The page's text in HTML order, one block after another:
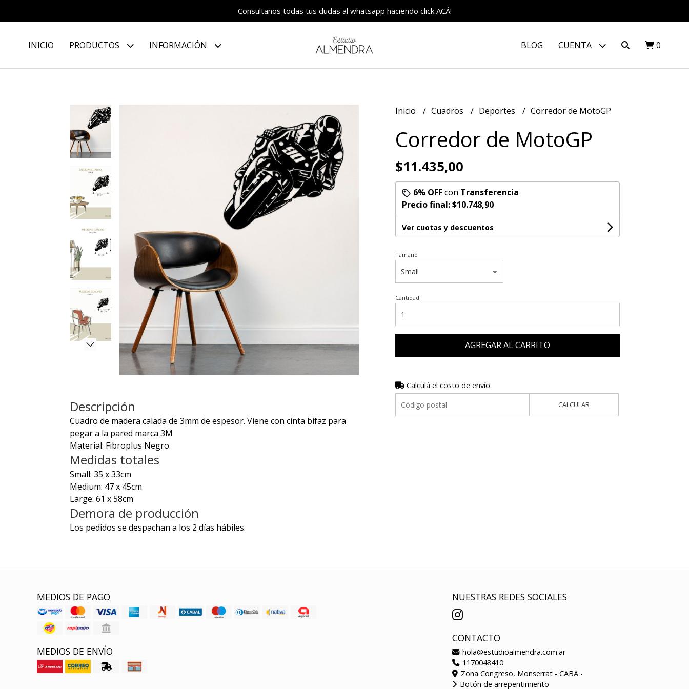
Consultanos todas tus dudas al whatsapp haciendo click ACÁ!
INICIO PRODUCTOS INFORMACIÓN BLOG CUENTA 0
Descripción
Cuadro de madera calada de 3mm de espesor. Viene con cinta bifaz para
pegar a la pared marca 3M
Material: Fibroplus Negro.
Medidas totales
Small: 35 x 33cm
Medium: 47 x 45cm
Large: 61 x 58cm
Demora de producción
Los pedidos se despachan a los 2 días hábiles.
Inicio Cuadros Deportes Corredor de MotoGP
Corredor de MotoGP
$11.435,00
6% OFFcon Transferencia
Precio final:$10.748,90
Ver cuotas y descuentos
Tamaño
Cantidad
AGREGAR AL CARRITO
Calculá el costo de envío
CALCULAR
MEDIOS DE PAGO
MEDIOS DE ENVÍO
NUESTRAS REDES SOCIALES
CONTACTO
hola@estudioalmendra.com.ar
1170048410
Zona Congreso, Monserrat - CABA -
Botón de arrepentimiento